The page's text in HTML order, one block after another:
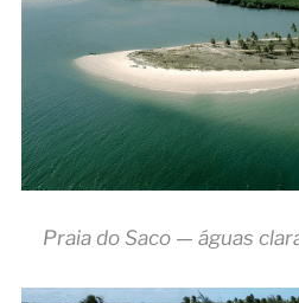
Praia do Saco — águas